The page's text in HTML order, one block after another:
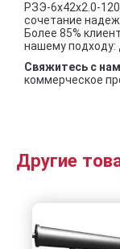
РЗЭ-6x42x2.0-
сочетание
Более 85%
нашему подходу:
Свяжитесь с
коммерческое
Другие